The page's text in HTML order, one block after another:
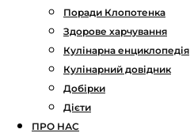
Поради Клопотенка
Здорове харчування
Кулінарна енциклопедія
Кулінарний довідник
Добірки
Дієти
ПРО НАС